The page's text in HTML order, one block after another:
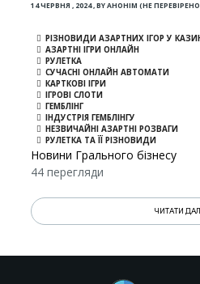
14 ЧЕРВНЯ , 2024,BYАНОНІМ (НЕ
РІЗНОВИДИ АЗАРТНИХ ІГОР У
АЗАРТНІ ІГРИ ОНЛАЙН
РУЛЕТКА
СУЧАСНІ ОНЛАЙН АВТОМАТИ
КАРТКОВІ ІГРИ
ІГРОВІ СЛОТИ
ГЕМБЛІНГ
ІНДУСТРІЯ ГЕМБЛІНГУ
НЕЗВИЧАЙНІ АЗАРТНІ РОЗВАГИ
РУЛЕТКА ТА ЇЇ РІЗНОВИДИ
Новини Грального бізнесу
44 перегляди
ЧИТАТИ